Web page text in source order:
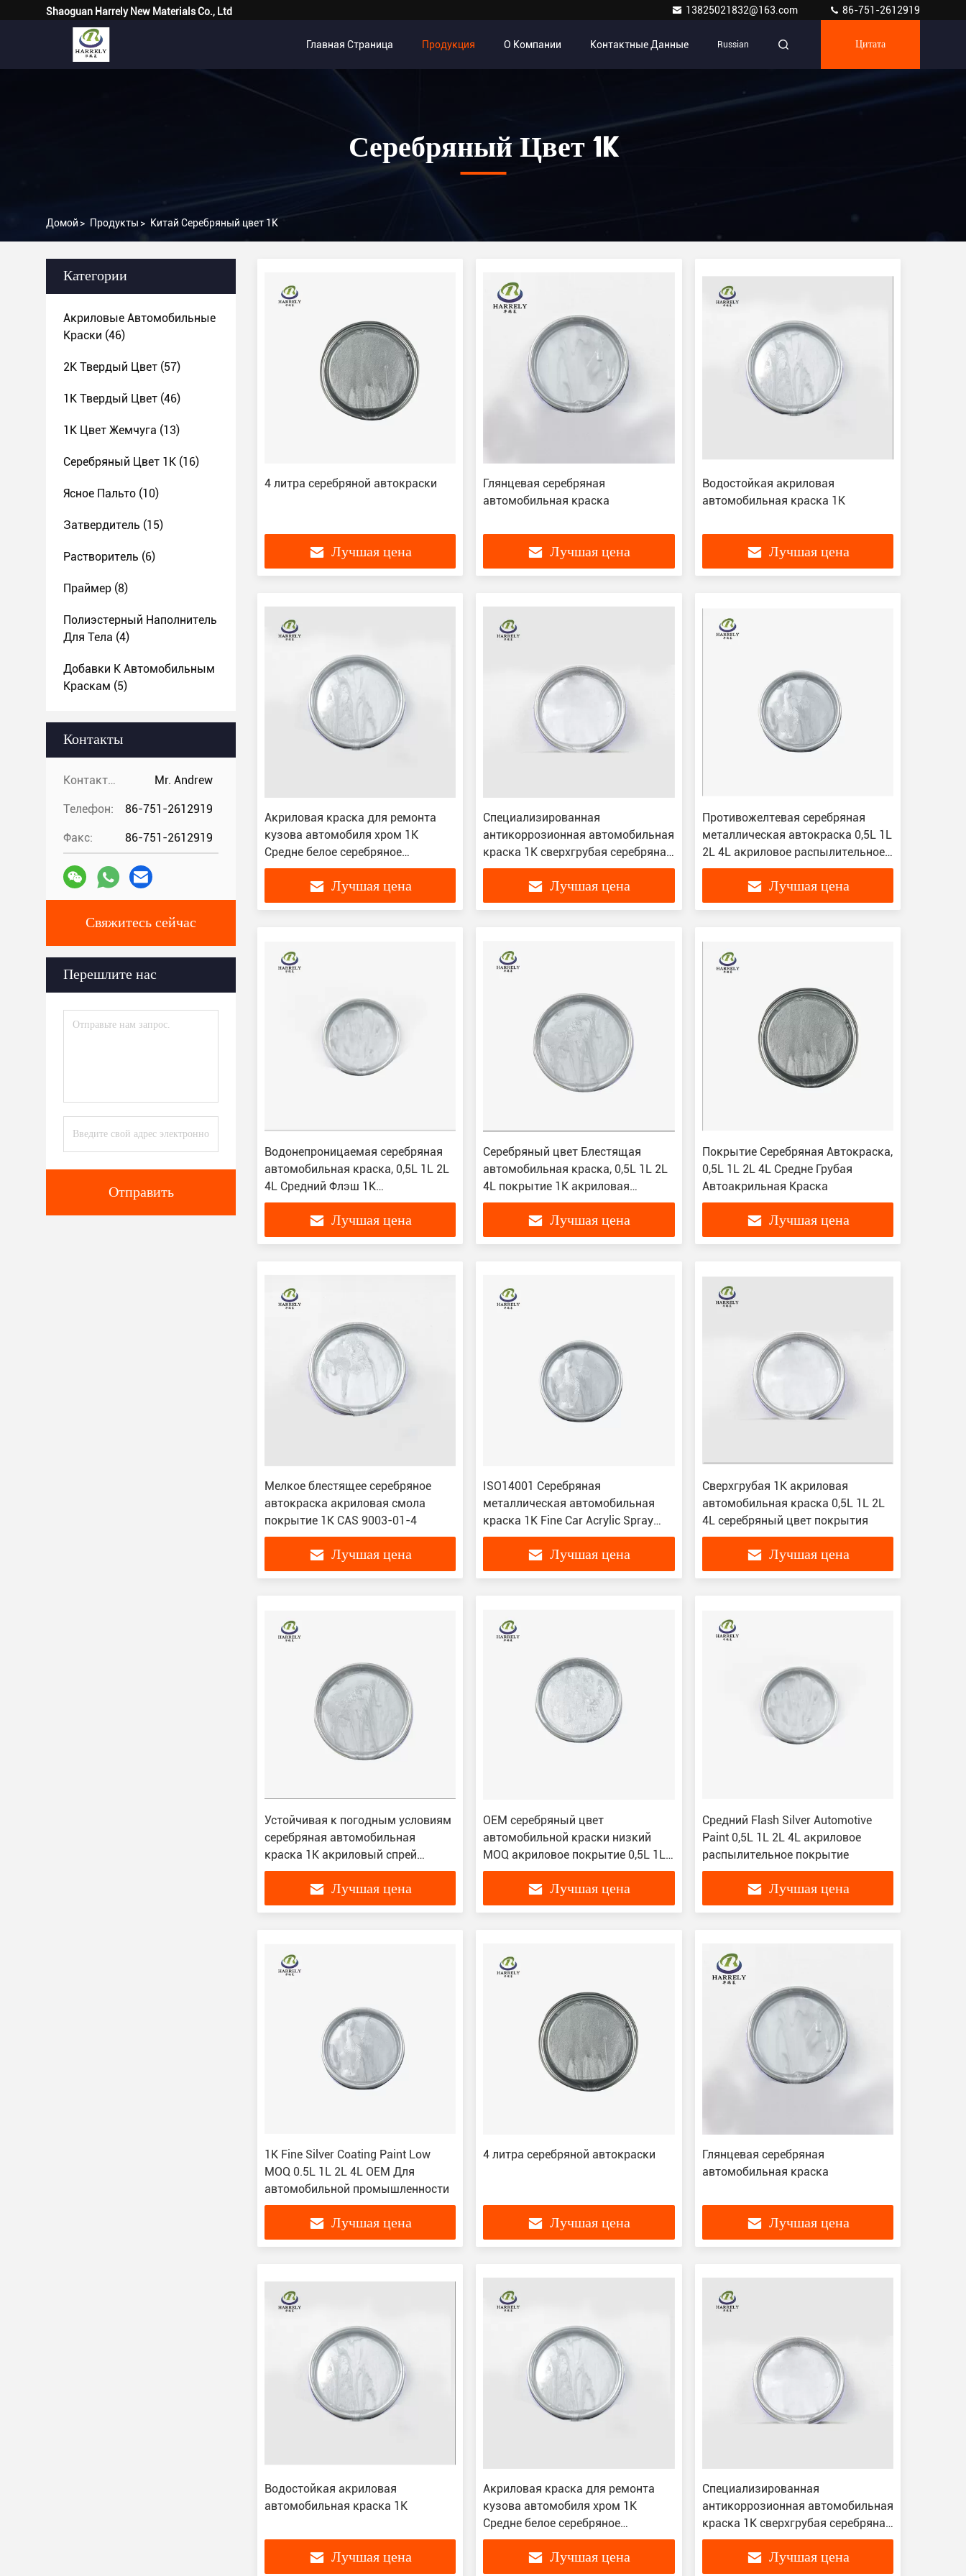
Shaoguan Harrely New Materials Co., Ltd 13825021832@163.com 86-751-2612919
Главная Страница Продукция О Компании Контактные Данные Russian Цитата
Серебряный Цвет 1K
Домой > Продукты > Китай Серебряный цвет 1K
Категории
Акриловые Автомобильные
Краски (46)
2K Твердый Цвет (57)
1K Твердый Цвет (46)
1K Цвет Жемчуга (13)
Серебряный Цвет 1K (16)
Ясное Пальто (10)
Затвердитель (15)
Растворитель (6)
Праймер (8)
Полиэстерный Наполнитель
Для Тела (4)
Добавки К Автомобильным
Краскам (5)
Контакты
Контакты: Mr. Andrew
Телефон: 86-751-2612919
Факс: 86-751-2612919
Свяжитесь сейчас
Перешлите нас
Отправить
4 литра серебряной автокраски
Лучшая цена
Глянцевая серебряная
автомобильная краска
Лучшая цена
Водостойкая акриловая
автомобильная краска 1K
Лучшая цена
Акриловая краска для ремонта
кузова автомобиля хром 1K
Средне белое серебряное
покрытие 0,5L 4L
Лучшая цена
Специализированная
антикоррозионная автомобильная
краска 1K сверхгрубая серебряная
акриловая лака
Лучшая цена
Противожелтевая серебряная
металлическая автокраска 0,5L 1L
2L 4L акриловое распылительное
покрытие
Лучшая цена
Водонепроницаемая серебряная
автомобильная краска, 0,5L 1L 2L
4L Средний Флэш 1K
автомобильная краска
Лучшая цена
Серебряный цвет Блестящая
автомобильная краска, 0,5L 1L 2L
4L покрытие 1K акриловая
автомобильная краска
Лучшая цена
Покрытие Серебряная Автокраска,
0,5L 1L 2L 4L Средне Грубая
Автоакрильная Краска
Лучшая цена
Мелкое блестящее серебряное
автокраска акриловая смола
покрытие 1K CAS 9003-01-4
Лучшая цена
ISO14001 Серебряная
металлическая автомобильная
краска 1K Fine Car Acrylic Spray
Coating OEM
Лучшая цена
Сверхгрубая 1K акриловая
автомобильная краска 0,5L 1L 2L
4L серебряный цвет покрытия
Лучшая цена
Устойчивая к погодным условиям
серебряная автомобильная
краска 1K акриловый спрей
жидкое покрытие ISO9001
Лучшая цена
OEM серебряный цвет
автомобильной краски низкий
MOQ акриловое покрытие 0,5L 1L
2L 4L
Лучшая цена
Средний Flash Silver Automotive
Paint 0,5L 1L 2L 4L акриловое
распылительное покрытие
Лучшая цена
1K Fine Silver Coating Paint Low
MOQ 0.5L 1L 2L 4L OEM Для
автомобильной промышленности
Лучшая цена
4 литра серебряной автокраски
Лучшая цена
Глянцевая серебряная
автомобильная краска
Лучшая цена
Водостойкая акриловая
автомобильная краска 1K
Лучшая цена
Акриловая краска для ремонта
кузова автомобиля хром 1K
Средне белое серебряное
покрытие 0,5L 4L
Лучшая цена
Специализированная
антикоррозионная автомобильная
краска 1K сверхгрубая серебряная
акриловая лака
Лучшая цена